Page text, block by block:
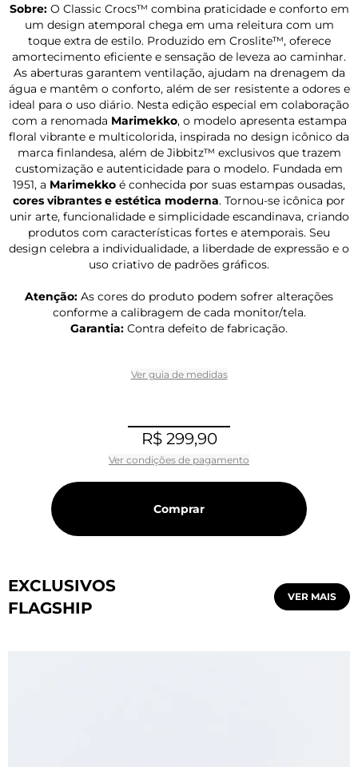
Sobre:O Classic Crocs™ combina praticidade e conforto em
um design atemporal chega em uma releitura com um
toque extra de estilo. Produzido em Croslite™, oferece
amortecimento eficiente e sensação de leveza ao caminhar.
As aberturas garantem ventilação, ajudam na drenagem da
água e mantêm o conforto, além de ser resistente a odores e
ideal para o uso diário. Nesta edição especial em colaboração
com a renomada Marimekko, o modelo apresenta estampa
floral vibrante e multicolorida, inspirada no design icônico da
marca finlandesa, além de Jibbitz™ exclusivos que trazem
customização e autenticidade para o modelo. Fundada em
1951, a Marimekko é conhecida por suas estampas ousadas,
cores vibrantes e estética moderna. Tornou-se icônica por
unir arte, funcionalidade e simplicidade escandinava, criando
produtos com características fortes e atemporais. Seu
design celebra a individualidade, a liberdade de expressão e o
uso criativo de padrões gráficos.
Atenção: As cores do produto podem sofrer alterações
conforme a calibragem de cada monitor/tela.
Garantia: Contra defeito de fabricação.
Ver guia de medidas
R$ 299,90
Ver condições de pagamento
Comprar
EXCLUSIVOS
FLAGSHIP
VER MAIS